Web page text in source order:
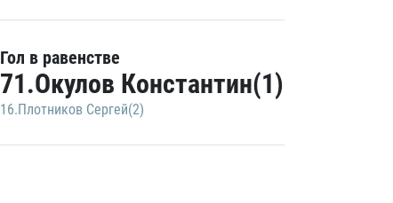
Гол в равенстве
71.Окулов Константин(1)
16.Плотников Сергей(2)